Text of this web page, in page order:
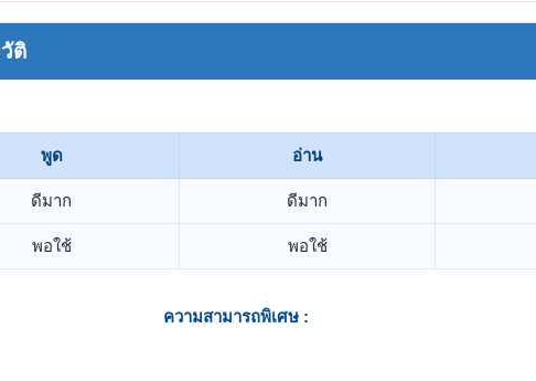
ติ
พูด อ่าน
ดีมาก ดีมาก
พอใช้ พอใช้
ความสามารถพิเศษ :